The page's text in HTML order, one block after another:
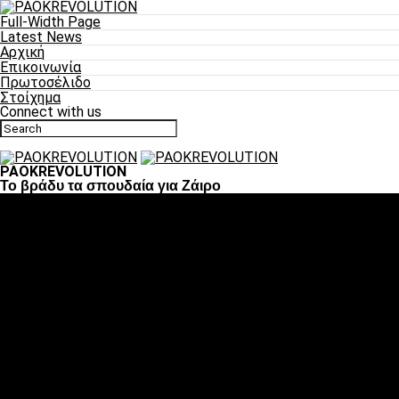
Full-Width Page
Latest News
Αρχική
Επικοινωνία
Πρωτοσέλιδο
Στοίχημα
Connect with us
PAOKREVOLUTION
Το βράδυ τα σπουδαία για Ζάιρο